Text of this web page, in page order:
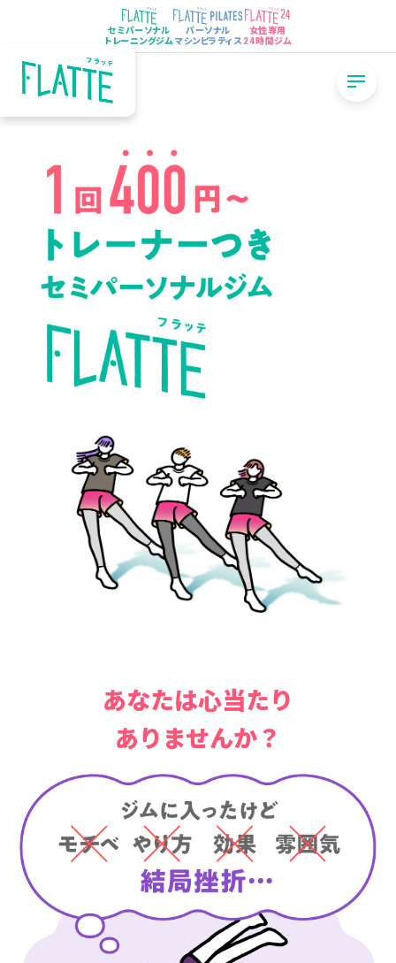
セミパーソナル
トレーニングジム
パーソナル
マシンピラティス
女性専用
24時間ジム
あなたは心当たり
ありませんか？